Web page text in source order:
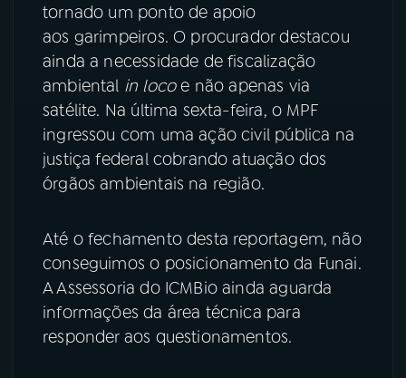
tornado um ponto de apoio
aos garimpeiros. O procurador destacou
ainda a necessidade de fiscalização
ambiental in locoe não apenas via
satélite. Na última sexta-feira, o MPF
ingressou com uma ação civil pública na
justiça federal cobrando atuação dos
órgãos ambientais na região.
Até o fechamento desta reportagem, não
conseguimos o posicionamento da Funai.
A Assessoria do ICMBio ainda aguarda
informações da área técnica para
responder aos questionamentos.